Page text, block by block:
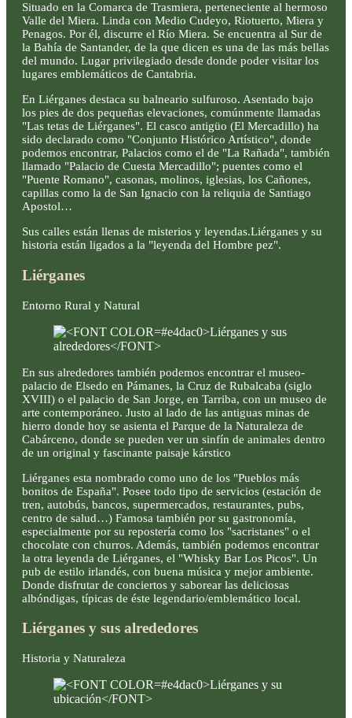
Situado en la Comarca de Trasmiera, perteneciente al hermoso
Valle del Miera. Linda con Medio Cudeyo, Riotuerto, Miera y
Penagos. Por él, discurre el Río Miera. Se encuentra al Sur de
la Bahía de Santander, de la que dicen es una de las más bellas
del mundo. Lugar privilegiado desde donde poder visitar los
lugares emblemáticos de Cantabria.
En Liérganes destaca su balneario sulfuroso. Asentado bajo
los pies de dos pequeñas elevaciones, comúnmente llamadas
"Las tetas de Liérganes". El casco antigüo (El Mercadillo) ha
sido declarado como "Conjunto Histórico Artístico", donde
podemos encontrar, Palacios como el de "La Rañada", también
llamado "Palacio de Cuesta Mercadillo"; puentes como el
"Puente Romano", casonas, molinos, iglesias, los Cañones,
capillas como la de San Ignacio con la reliquia de Santiago
Apostol…
Sus calles están llenas de misterios y leyendas.Liérganes y su
historia están ligados a la "leyenda del Hombre pez".
Liérganes
Entorno Rural y Natural
En sus alrededores también podemos encontrar el museo-
palacio de Elsedo en Pámanes, la Cruz de Rubalcaba (siglo
XVIII) o el palacio de San Jorge, en Tarriba, con un museo de
arte contemporáneo. Justo al lado de las antiguas minas de
hierro donde hoy se asienta el Parque de la Naturaleza de
Cabárceno, donde se pueden ver un sinfín de animales dentro
de un original y fascinante paisaje kárstico
Liérganes esta nombrado como uno de los "Pueblos más
bonitos de España". Posee todo tipo de servicios (estación de
tren, autobús, bancos, supermercados, restaurantes, pubs,
centro de salud…) Famosa también por su gastronomía,
especialmente por su repostería como los "sacristanes" o el
chocolate con churros. Además, también podemos encontrar
la otra leyenda de Liérganes, el "Whisky Bar Los Picos". Un
pub de estilo irlandés, con buena música y mejor ambiente.
Donde disfrutar de conciertos y saborear las deliciosas
albóndigas, típicas de éste legendario/emblemático local.
Liérganes y sus alrededores
Historia y Naturaleza